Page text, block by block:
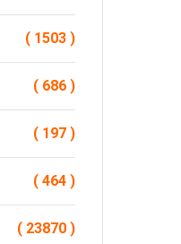
( 1503 )
( 686 )
( 197 )
( 464 )
( 23870 )